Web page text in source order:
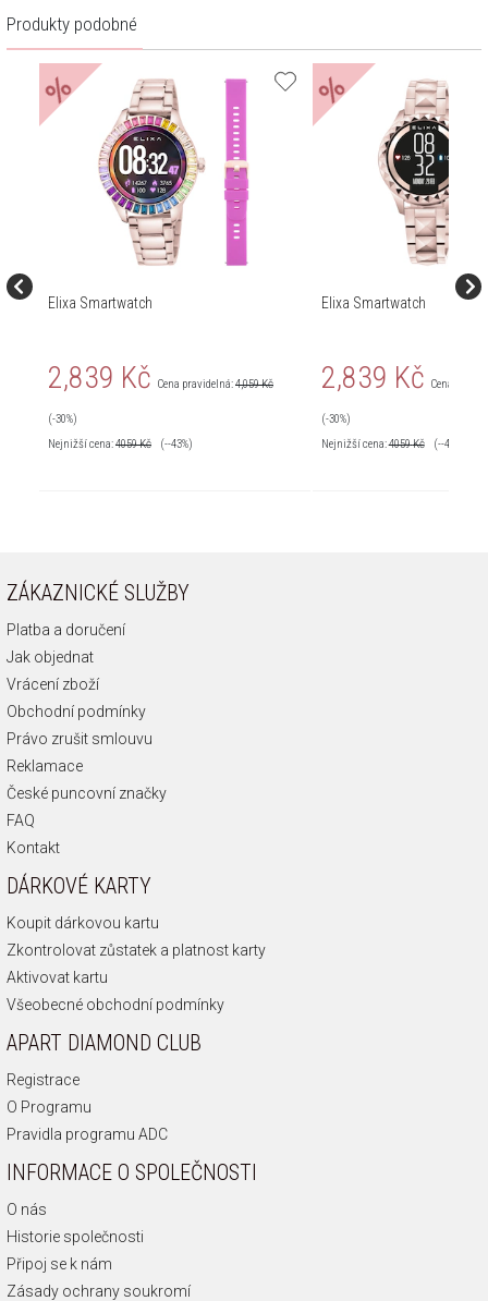
Produkty podobné
%
Elixa Smartwatch
2,839 Kč Cena pravidelná:4,059 Kč
(-30%)
Nejnižší cena:4059Kč (--43%)
%
Elixa Smartwatch
2,839 Kč Cena
(-30%)
Nejnižší cena:4059Kč (--43%)
ZÁKAZNICKÉ SLUŽBY
Platba a doručení
Jak objednat
Vrácení zboží
Obchodní podmínky
Právo zrušit smlouvu
Reklamace
České puncovní značky
FAQ
Kontakt
DÁRKOVÉ KARTY
Koupit dárkovou kartu
Zkontrolovat zůstatek a platnost karty
Aktivovat kartu
Všeobecné obchodní podmínky
APART DIAMOND CLUB
Registrace
O Programu
Pravidla programu ADC
INFORMACE O SPOLEČNOSTI
O nás
Historie společnosti
Připoj se k nám
Zásady ochrany soukromí